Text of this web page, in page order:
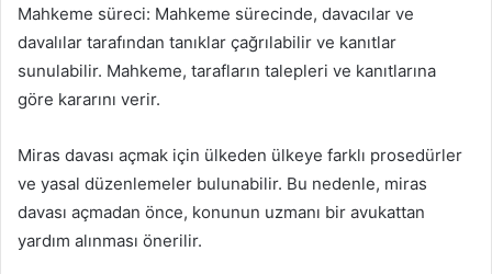
Mahkeme süreci: Mahkeme sürecinde, davacılar ve
davalılar tarafından tanıklar çağrılabilir ve kanıtlar
sunulabilir. Mahkeme, tarafların talepleri ve kanıtlarına
göre kararını verir.
Miras davası açmak için ülkeden ülkeye farklı prosedürler
ve yasal düzenlemeler bulunabilir. Bu nedenle, miras
davası açmadan önce, konunun uzmanı bir avukattan
yardım alınması önerilir.